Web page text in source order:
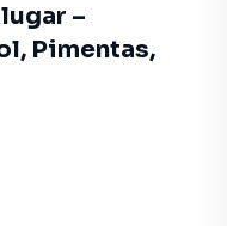
–
Pimentas,